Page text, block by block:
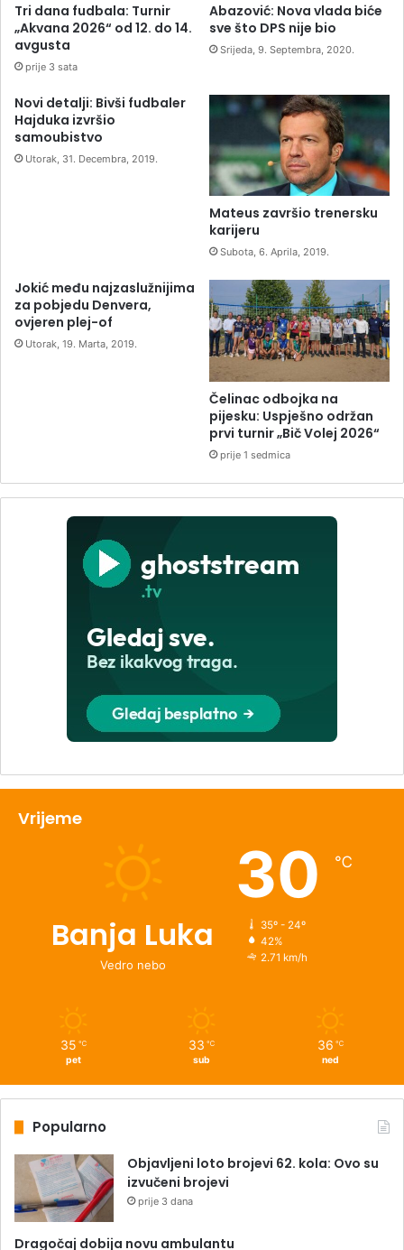
Tri dana fudbala: Turnir
„Akvana 2026“ od 12. do 14.
avgusta
prije 3 sata
Abazović: Nova vlada biće
sve što DPS nije bio
Srijeda, 9. Septembra, 2020.
Novi detalji: Bivši fudbaler
Hajduka izvršio
samoubistvo
Utorak, 31. Decembra, 2019.
Mateus završio trenersku
karijeru
Subota, 6. Aprila, 2019.
Jokić među najzaslužnijima
za pobjedu Denvera,
ovjeren plej-of
Utorak, 19. Marta, 2019.
Čelinac odbojka na
pijesku: Uspješno održan
prvi turnir „Bič Volej 2026“
prije 1 sedmica
Vrijeme
Banja Luka
Vedro nebo
30 ℃
35º - 24º
42%
2.71 km/h
35 ℃
pet
33 ℃
sub
36 ℃
ned
Popularno
Objavljeni loto brojevi 62. kola: Ovo su
izvučeni brojevi
prije 3 dana
Dragočaj dobija novu ambulantu